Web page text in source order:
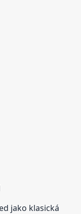
jako klasická